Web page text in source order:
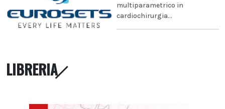
multiparametrico in
cardiochirurgia...
LIBRERIA